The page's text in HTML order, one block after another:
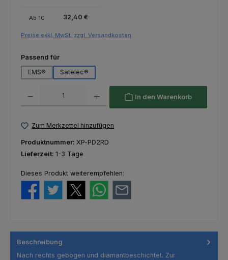
Ab 10 32,40 €
Preise exkl. MwSt. zzgl. Versandkosten
Passend fürauswählen
EMS®
Satelec®
In den Warenkorb
Zum Merkzettel hinzufügen
Produktnummer: XP-PD2RD
Lieferzeit: 1-3 Tage
Dieses Produkt weiterempfehlen:
Beschreibung
Nach rechts gebogen und diamantbeschichtet. Zur